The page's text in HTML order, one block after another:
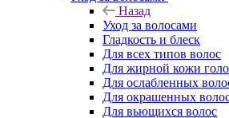
Назад
Уход за волосами
Гладкость и блеск
Для всех типов волос
Для жирной кожи
Для ослабленных
Для окрашенных
Для вьющихся волос